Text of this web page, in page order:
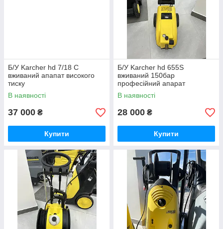
Б/У Karcher hd 7/18 C
вживаний апапат високого
тиску
В наявності
37 000 ₴
Купити
Б/У Karcher hd 655S
вживаний 150бар
професійний апарат
високого тиску
В наявності
28 000 ₴
Купити